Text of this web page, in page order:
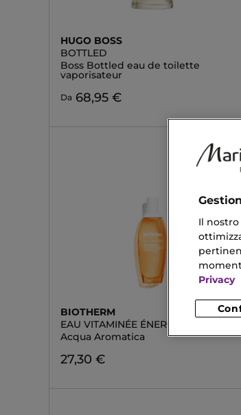
HUGO BOSS
BOTTLED
Boss Bottled eau de toilette
vaporisateur
Da 68,95 €
BIOTHERM
EAU VITAMINÉE ÉNERGIE ABRICOT
Acqua Aromatica
27,30 €
Il
Privacy